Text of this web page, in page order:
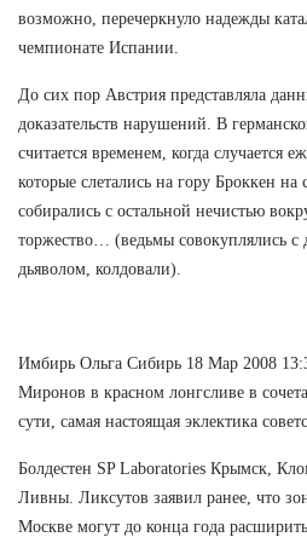
возможно, перечеркнуло надежды
чемпионате Испании.
До сих пор Австрия представляла
доказательств нарушений. В
считается временем, когда случается
которые слетались на гору Броккен
собирались с остальной нечистью
торжество… (ведьмы совокуплялись
дьяволом, колдовали).
Имбирь Ольга Сибирь 18 Мар 2008
Миронов в красном лонгсливе в
сути, самая настоящая эклектика
Болдестен SP Laboratories Крымск,
Ливны. Ликсутов заявил ранее, что
Москве могут до конца года